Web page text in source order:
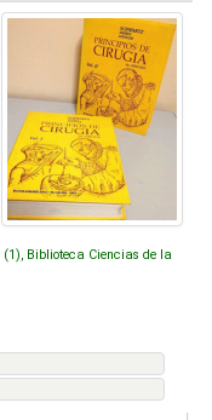
] (1), Biblioteca Ciencias de la